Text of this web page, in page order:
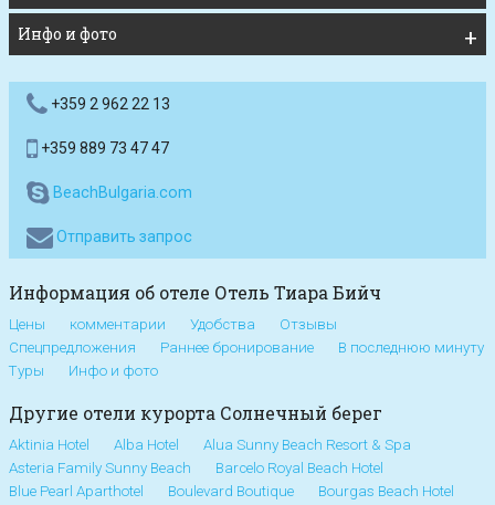
Инфо и фото
+359 2 962 22 13
+359 889 73 47 47
BeachBulgaria.com
Отправить запрос
Информация об отеле Отель Тиара Бийч
Цены комментарии Удобства
Отзывы
Спецпредложения
Раннее бронирование
В последнюю минуту
Туры
Инфо и фото
Другие отели курорта Солнечный берег
Aktinia Hotel Alba Hotel
Alua Sunny Beach Resort & Spa
Asteria Family Sunny Beach
Barcelo Royal Beach Hotel
Blue Pearl Aparthotel
Boulevard Boutique
Bourgas Beach Hotel